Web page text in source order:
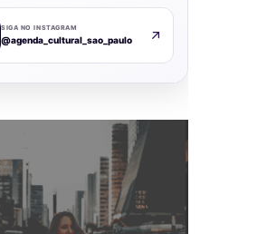
SIGA NO INSTAGRAM
@agenda_cultural_sao_paulo